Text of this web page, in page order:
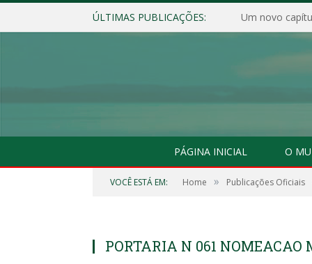
ÚLTIMAS PUBLICAÇÕES: Um novo
PÁGINA INICIAL O
VOCÊ ESTÁ EM: Home » Publicações Oficiais
PORTARIA N 061